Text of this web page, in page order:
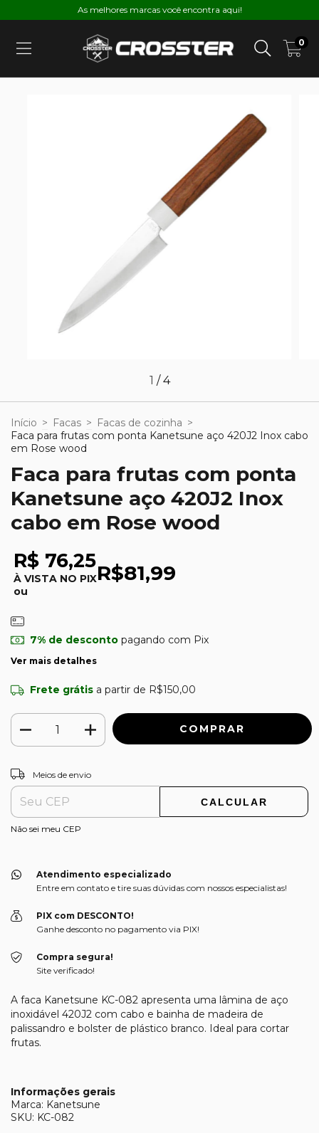
As melhores marcas você encontra aqui!
0
1 /4
Início > Facas > Facas de cozinha >
Faca para frutas com ponta Kanetsune aço 420J2 Inox cabo
em Rose wood
Faca para frutas com ponta
Kanetsune aço 420J2 Inox
cabo em Rose wood
R$ 76,25
À VISTA NO PIX
ou
R$81,99
7% de descontopagando com Pix
Ver mais detalhes
Frete grátis a partir de R$150,00
Entregas para o CEP:
Meios de envio
CALCULAR
Não sei meu CEP
Atendimento especializado
Entre em contato e tire suas dúvidas com nossos especialistas!
PIX com DESCONTO!
Ganhe desconto no pagamento via PIX!
Compra segura!
Site verificado!
A faca Kanetsune KC-082 apresenta uma lâmina de aço
inoxidável 420J2 com cabo e bainha de madeira de
palissandro e bolster de plástico branco. Ideal para cortar
frutas.
Informações gerais
Marca: Kanetsune
SKU: KC-082